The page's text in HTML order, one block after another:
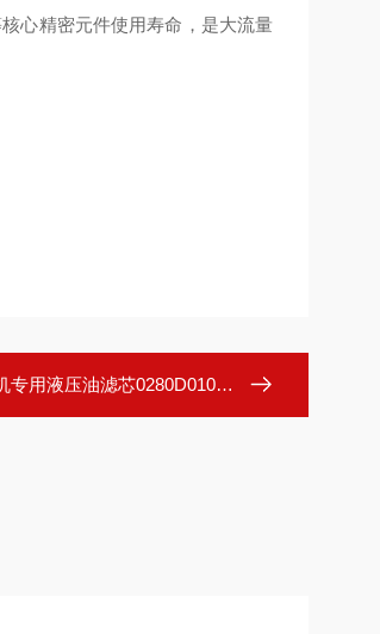
心精密元件使用寿命，是大流量
用液压油滤芯0280D010BH3HC